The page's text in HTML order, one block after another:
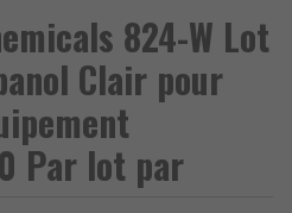
824-W Lot
Clair pour
Par lot par